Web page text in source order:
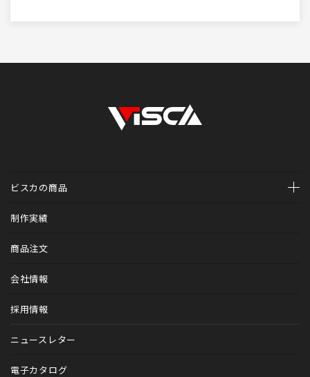
ビスカの商品
制作実績
商品注文
会社情報
採用情報
ニュースレター
電子カタログ